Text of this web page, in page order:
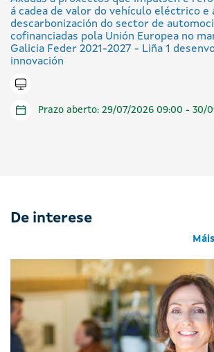
á cadea de valor do vehículo eléctrico e
descarbonización do sector de
cofinanciadas pola Unión Europea no
Galicia Feder 2021-2027 - Liña 1
innovación
Tramitar en liña
Prazo aberto: 29/07/2026 09:00 - 30/
De interese